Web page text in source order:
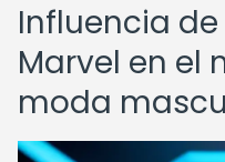
Influencia
Marvel en el
moda